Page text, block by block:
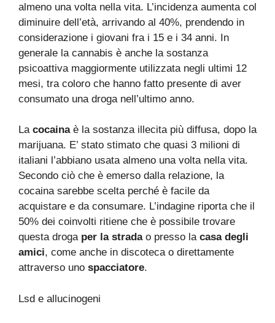
almeno una volta nella vita. L’incidenza aumenta col
diminuire dell’età, arrivando al 40%, prendendo in
considerazione i giovani fra i 15 e i 34 anni. In
generale la cannabis è anche la sostanza
psicoattiva maggiormente utilizzata negli ultimi 12
mesi, tra coloro che hanno fatto presente di aver
consumato una droga nell’ultimo anno.
La cocainaè la sostanza illecita più diffusa, dopo la
marijuana. E’ stato stimato che quasi 3 milioni di
italiani l’abbiano usata almeno una volta nella vita.
Secondo ciò che è emerso dalla relazione, la
cocaina sarebbe scelta perché è facile da
acquistare e da consumare. L’indagine riporta che il
50% dei coinvolti ritiene che è possibile trovare
questa droga per la stradao presso la casa degli
amici, come anche in discoteca o direttamente
attraverso uno spacciatore.
Lsd e allucinogeni